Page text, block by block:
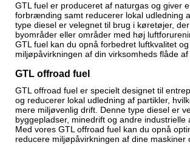
GTL fuel er produceret af naturgas og giver
forbrænding samt reducerer lokal udledning
type diesel er velegnet til brug i køretøjer,
byområder eller områder med høj
GTL fuel kan du opnå forbedret luftkvalitet
miljøpåvirkningen af din virksomheds flåde af
GTL offroad fuel
GTL offroad fuel er specielt designet til
og reducerer lokal udledning af partikler,
mere miljøvenlig drift. Denne type diesel er
byggepladser, minedrift og andre industrielle
Med vores GTL offroad fuel kan du opnå
reducere miljøpåvirkningen af dine maskiner